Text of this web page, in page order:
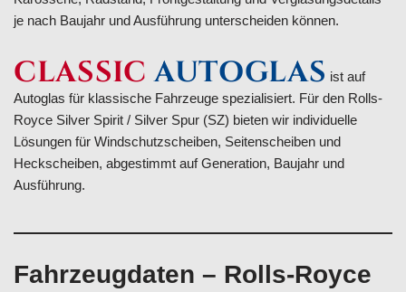
je nach Baujahr und Ausführung unterscheiden können.
CLASSIC AUTOGLAS ist auf
Autoglas für klassische Fahrzeuge spezialisiert. Für den Rolls-
Royce Silver Spirit / Silver Spur (SZ) bieten wir individuelle
Lösungen für Windschutzscheiben, Seitenscheiben und
Heckscheiben, abgestimmt auf Generation, Baujahr und
Ausführung.
Fahrzeugdaten – Rolls-Royce